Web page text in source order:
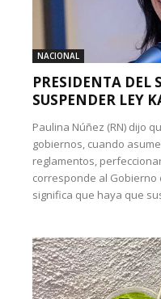
NACIONAL
PRESIDENTA DEL
SUSPENDER LEY
Paulina Núñez (RN) dijo
gobiernos, cuando
reglamentos,
corresponde al Gobierno
significa que haya que